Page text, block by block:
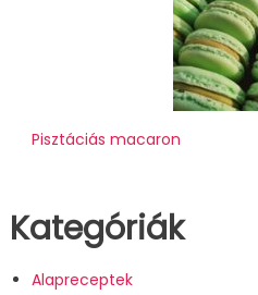
Pisztáciás macaron
Kategóriák
Alapreceptek